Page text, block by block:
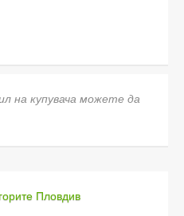
на купувача можете да
Пловдив